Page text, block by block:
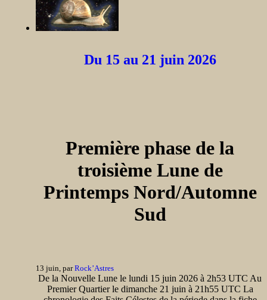
Du 15 au 21 juin 2026
Première phase de la
troisième Lune de
Printemps Nord/Automne
Sud
13 juin, parRock’Astres
De la Nouvelle Lune le lundi 15 juin 2026 à 2h53 UTC Au
Premier Quartier le dimanche 21 juin à 21h55 UTC La